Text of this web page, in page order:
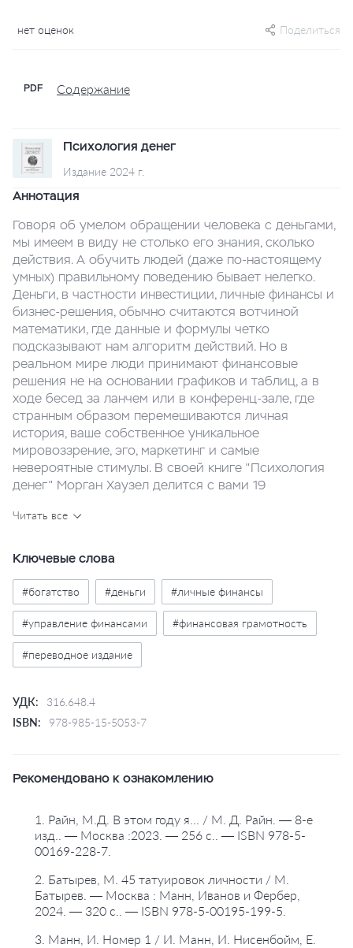
нет оценок Поделиться
PDF Содержание
Психология денег
Издание 2024 г.
Аннотация
Говоря об умелом обращении человека с деньгами,
мы имеем в виду не столько его знания, сколько
действия. А обучить людей (даже по-настоящему
умных) правильному поведению бывает нелегко.
Деньги, в частности инвестиции, личные финансы и
бизнес-решения, обычно считаются вотчиной
математики, где данные и формулы четко
подсказывают нам алгоритм действий. Но в
реальном мире люди принимают финансовые
решения не на основании графиков и таблиц, а в
ходе бесед за ланчем или в конференц-зале, где
странным образом перемешиваются личная
история, ваше собственное уникальное
мировоззрение, эго, маркетинг и самые
невероятные стимулы. В своей книге "Психология
денег" Морган Хаузел делится с вами 19
необычные взгляды людей на деньги и содержатся
одной из самых важных жизненных тем.
Читать все
Ключевые слова
#богатство #деньги #личные финансы
#управление финансами #финансовая грамотность
#переводное издание
УДК:
316.648.4
ISBN:
978-985-15-5053-7
Рекомендовано к ознакомлению
1. Райн, М.Д. В этом году я... / М. Д. Райн. — 8-е
изд.. — Москва :2023. — 256 с.. — ISBN 978-5-
00169-228-7.
2. Батырев, М. 45 татуировок личности / М.
Батырев. — Москва : Манн, Иванов и Фербер,
2024. — 320 с.. — ISBN 978-5-00195-199-5.
3. Манн, И. Номер 1 / И. Манн, И. Нисенбойм, Е.